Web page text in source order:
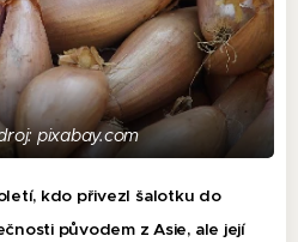
pixabay.com
kdo přivezl šalotku do
původem z Asie, ale její